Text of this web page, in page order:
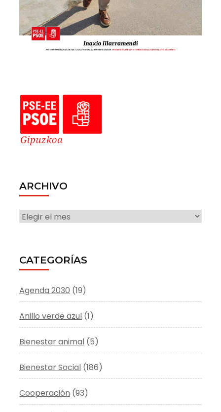
ARCHIVO
ARCHIVO
CATEGORÍAS
Agenda 2030 (19)
Anillo verde azul (1)
Bienestar animal (5)
Bienestar Social (186)
Cooperación (93)